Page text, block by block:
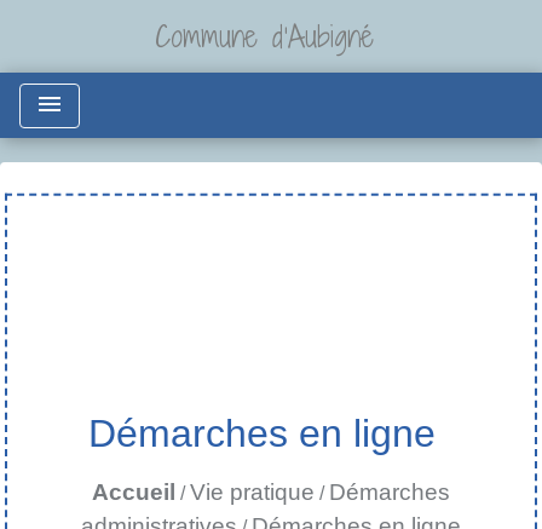
Commune d'Aubigné
menu
Démarches en ligne
Accueil /Vie pratique / Démarches